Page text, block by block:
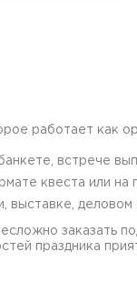
работает как
встрече
квеста или на
выставке,
заказать
праздника